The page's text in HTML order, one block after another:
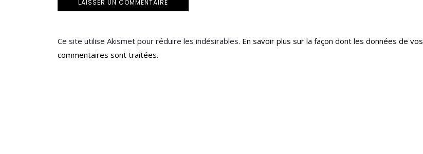
Ce site utilise Akismet pour réduire les indésirables. En savoir plus sur la façon dont les données de vos
commentaires sont traitées.